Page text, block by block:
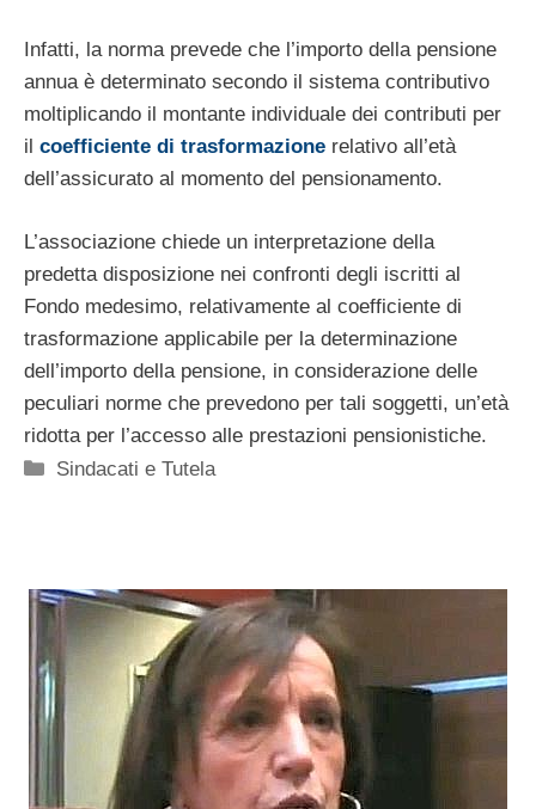
Infatti, la norma prevede che l’importo della pensione
annua è determinato secondo il sistema contributivo
moltiplicando il montante individuale dei contributi per
il coefficiente di trasformazione relativo all’età
dell’assicurato al momento del pensionamento.
L’associazione chiede un interpretazione della
predetta disposizione nei confronti degli iscritti al
Fondo medesimo, relativamente al coefficiente di
trasformazione applicabile per la determinazione
dell’importo della pensione, in considerazione delle
peculiari norme che prevedono per tali soggetti, un’età
ridotta per l’accesso alle prestazioni pensionistiche.
Categorie
Sindacati e Tutela